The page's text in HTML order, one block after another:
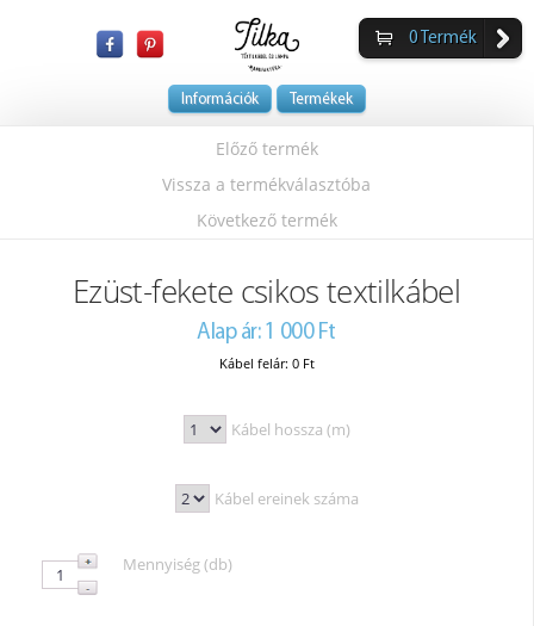
Információk Termékek
0 Termék
Előző termék
Vissza a termékválasztóba
Következő termék
Ezüst-fekete csikos textilkábel
Alap ár: 1 000 Ft
Kábel felár: 0 Ft
Kábel hossza (m)
Kábel ereinek száma
Mennyiség (db)